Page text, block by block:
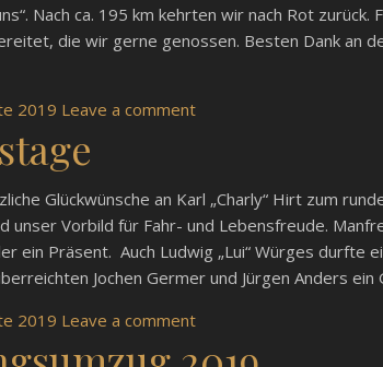
Nach ca. 195 km kehrten wir nach Rot
die wir gerne genossen. Besten Dank an
2019 Leave a comment
Glückwünsche an Karl „Charly“ Hirt zum
unser Vorbild für Fahr- und Lebensfreude.
ein Präsent. Auch Ludwig „Lui“ Würges durfte
Jochen Germer und Jürgen Anders ein
2019 Leave a comment